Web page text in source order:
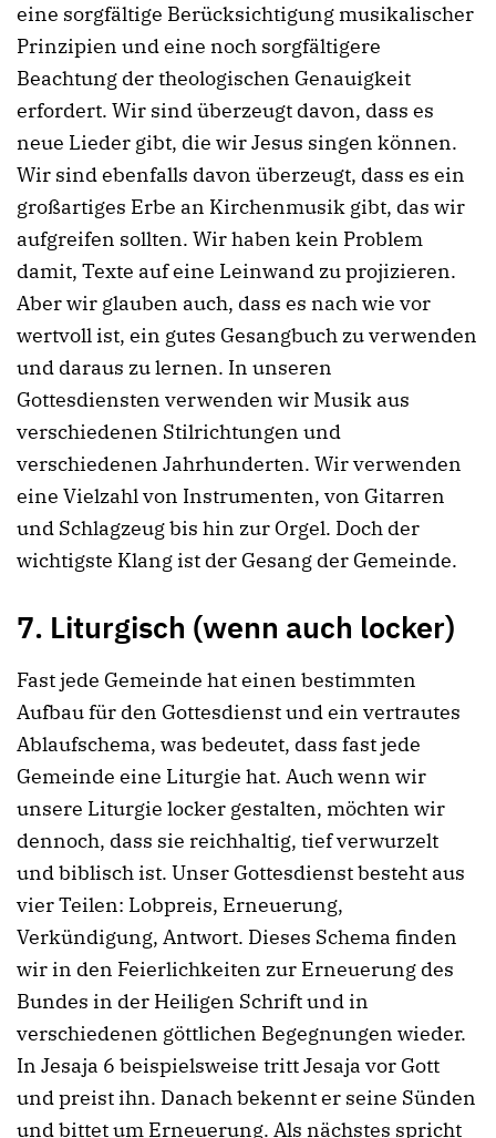
eine sorgfältige Berücksichtigung musikalischer
Prinzipien und eine noch sorgfältigere
Beachtung der theologischen Genauigkeit
erfordert. Wir sind überzeugt davon, dass es
neue Lieder gibt, die wir Jesus singen können.
Wir sind ebenfalls davon überzeugt, dass es ein
großartiges Erbe an Kirchenmusik gibt, das wir
aufgreifen sollten. Wir haben kein Problem
damit, Texte auf eine Leinwand zu projizieren.
Aber wir glauben auch, dass es nach wie vor
wertvoll ist, ein gutes Gesangbuch zu verwenden
und daraus zu lernen. In unseren
Gottesdiensten verwenden wir Musik aus
verschiedenen Stilrichtungen und
verschiedenen Jahrhunderten. Wir verwenden
eine Vielzahl von Instrumenten, von Gitarren
und Schlagzeug bis hin zur Orgel. Doch der
wichtigste Klang ist der Gesang der Gemeinde.
7. Liturgisch (wenn auch locker)
Fast jede Gemeinde hat einen bestimmten
Aufbau für den Gottesdienst und ein vertrautes
Ablaufschema, was bedeutet, dass fast jede
Gemeinde eine Liturgie hat. Auch wenn wir
unsere Liturgie locker gestalten, möchten wir
dennoch, dass sie reichhaltig, tief verwurzelt
und biblisch ist. Unser Gottesdienst besteht aus
vier Teilen: Lobpreis, Erneuerung,
Verkündigung, Antwort. Dieses Schema finden
wir in den Feierlichkeiten zur Erneuerung des
Bundes in der Heiligen Schrift und in
verschiedenen göttlichen Begegnungen wieder.
In Jesaja 6 beispielsweise tritt Jesaja vor Gott
und preist ihn. Danach bekennt er seine Sünden
und bittet um Erneuerung. Als nächstes spricht